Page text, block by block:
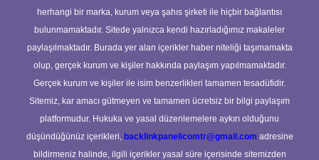
herhangi bir marka, kurum veya şahıs şirketi ile hiçbir bağlantısı
bulunmamaktadır. Sitede yalnızca kendi hazırladığımız makaleler
paylaşılmaktadır. Burada yer alan içerikler haber niteliği taşımamakta
olup, gerçek kurum ve kişiler hakkında paylaşım yapılmamaktadır.
Gerçek kurum ve kişiler ile isim benzerlikleri tamamen tesadüfidir.
Sitemiz, kar amacı gütmeyen ve tamamen ücretsiz bir bilgi paylaşım
platformudur. Hukuka ve yasal düzenlemelere aykırı olduğunu
düşündüğünüz içerikleri, backlinkpanelicomtr@gmail.com adresine
bildirmeniz halinde, ilgili içerikler yasal süre içerisinde sitemizden